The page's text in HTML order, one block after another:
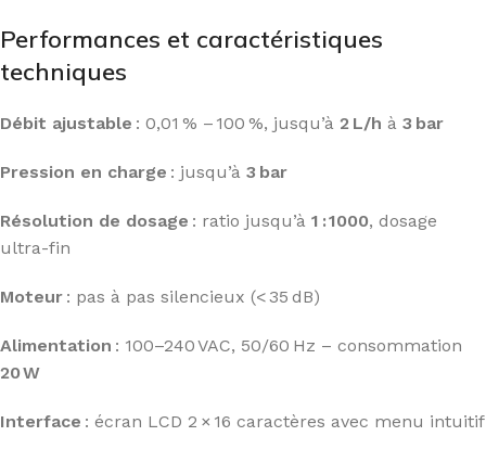
Performances et caractéristiques
techniques
Débit ajustable : 0,01 % – 100 %, jusqu’à 2 L/h à 3 bar
Pression en charge : jusqu’à 3 bar
Résolution de dosage : ratio jusqu’à 1 : 1000, dosage
ultra-fin
Moteur : pas à pas silencieux (< 35 dB)
Alimentation : 100–240 VAC, 50/60 Hz – consommation
20 W
Interface : écran LCD 2 × 16 caractères avec menu intuitif